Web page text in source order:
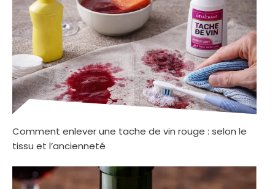
Comment enlever une tache de vin rouge : selon le
tissu et l’ancienneté